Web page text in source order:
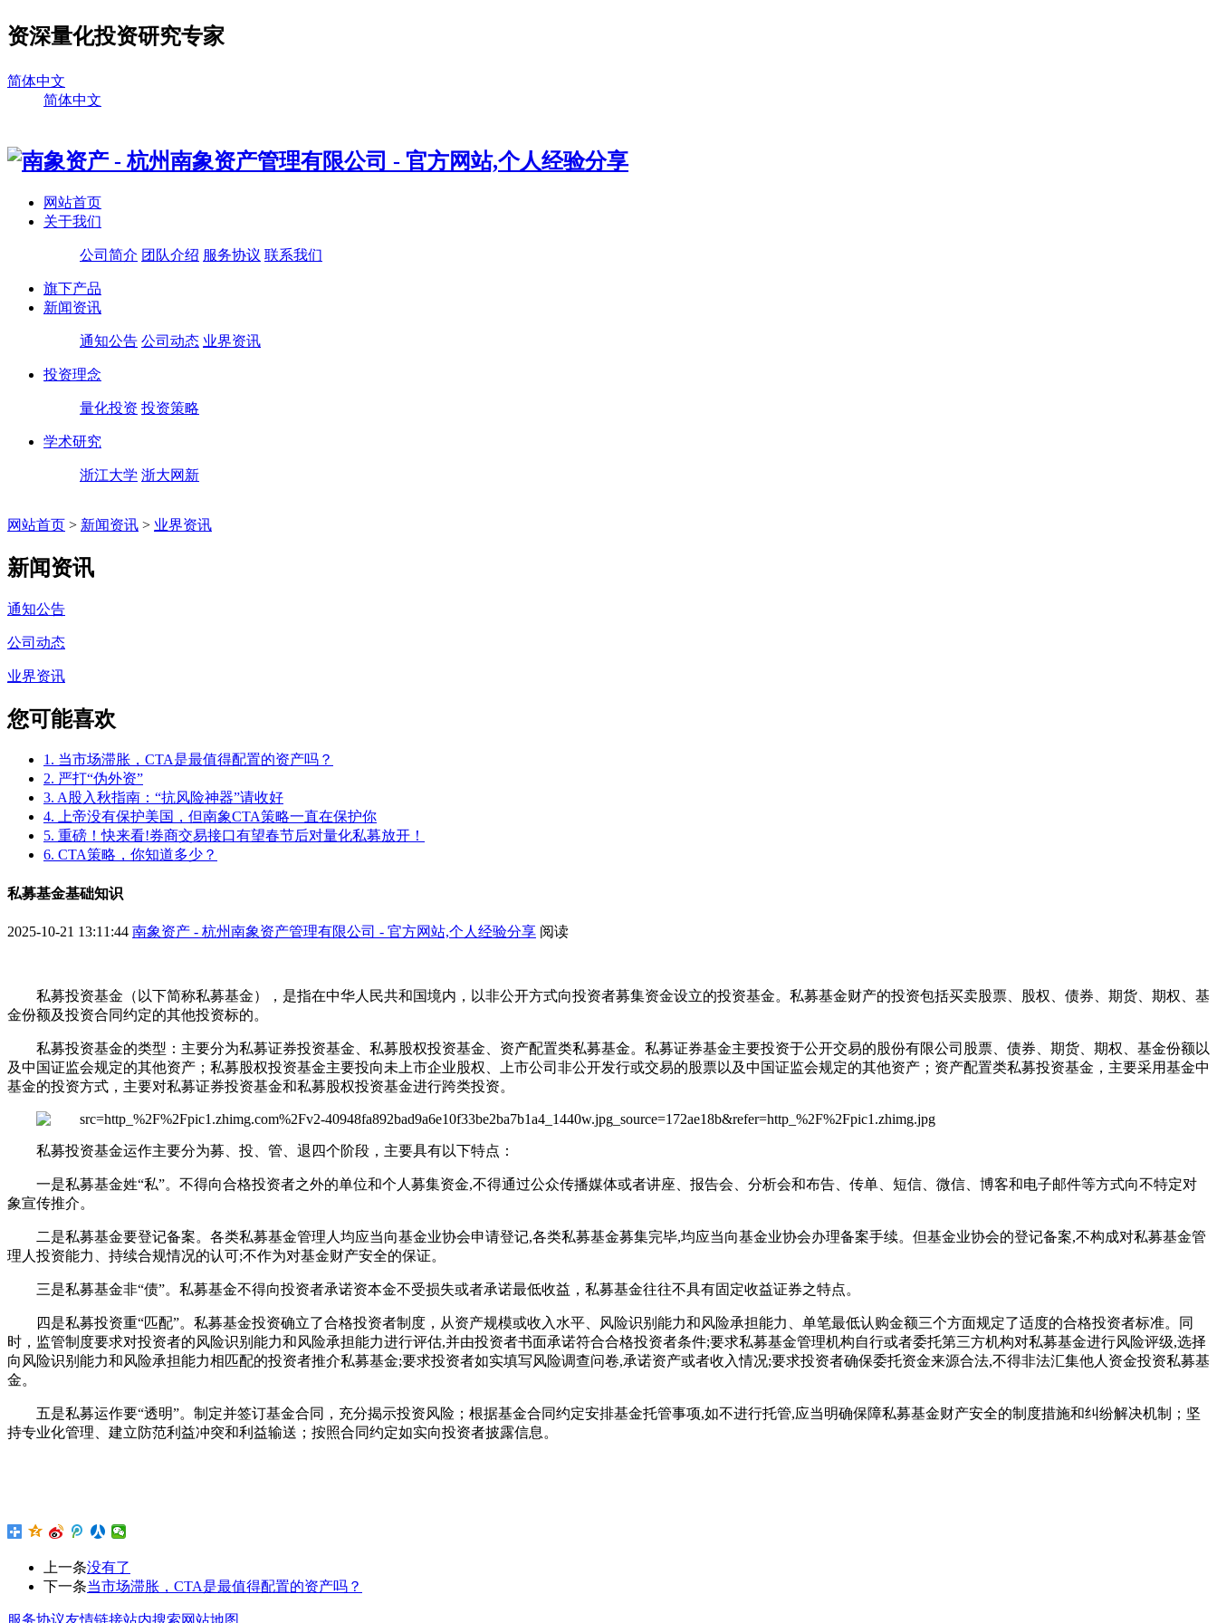
资深量化投资研究专家
简体中文
简体中文
网站首页
关于我们
公司简介 团队介绍 服务协议 联系我们
旗下产品
新闻资讯
通知公告 公司动态 业界资讯
投资理念
量化投资 投资策略
学术研究
浙江大学 浙大网新
网站首页 > 新闻资讯 > 业界资讯
新闻资讯
通知公告
公司动态
业界资讯
您可能喜欢
1. 当市场滞胀，CTA是最值得配置的资产吗？
2. 严打“伪外资”
3. A股入秋指南：“抗风险神器”请收好
4. 上帝没有保护美国，但南象CTA策略一直在保护你
5. 重磅！快来看!券商交易接口有望春节后对量化私募放开！
6. CTA策略，你知道多少？
私募基金基础知识
2025-10-21 13:11:44 南象资产 - 杭州南象资产管理有限公司 - 官方网站,个人经验分享 阅读
私募投资基金（以下简称私募基金），是指在中华人民共和国境内，以非公开方式向投资者募集资金设立的投资基金。私募基金财产的投资包括买卖股票、股权、债券、期货、期权、基
金份额及投资合同约定的其他投资标的。
私募投资基金的类型：主要分为私募证券投资基金、私募股权投资基金、资产配置类私募基金。私募证券基金主要投资于公开交易的股份有限公司股票、债券、期货、期权、基金份额以
及中国证监会规定的其他资产；私募股权投资基金主要投向未上市企业股权、上市公司非公开发行或交易的股票以及中国证监会规定的其他资产；资产配置类私募投资基金，主要采用基金中
基金的投资方式，主要对私募证券投资基金和私募股权投资基金进行跨类投资。
私募投资基金运作主要分为募、投、管、退四个阶段，主要具有以下特点：
一是私募基金姓“私”。不得向合格投资者之外的单位和个人募集资金,不得通过公众传播媒体或者讲座、报告会、分析会和布告、传单、短信、微信、博客和电子邮件等方式向不特定对
象宣传推介。
二是私募基金要登记备案。各类私募基金管理人均应当向基金业协会申请登记,各类私募基金募集完毕,均应当向基金业协会办理备案手续。但基金业协会的登记备案,不构成对私募基金管
理人投资能力、持续合规情况的认可;不作为对基金财产安全的保证。
三是私募基金非“债”。私募基金不得向投资者承诺资本金不受损失或者承诺最低收益，私募基金往往不具有固定收益证券之特点。
四是私募投资重“匹配”。私募基金投资确立了合格投资者制度，从资产规模或收入水平、风险识别能力和风险承担能力、单笔最低认购金额三个方面规定了适度的合格投资者标准。同
时，监管制度要求对投资者的风险识别能力和风险承担能力进行评估,并由投资者书面承诺符合合格投资者条件;要求私募基金管理机构自行或者委托第三方机构对私募基金进行风险评级,选择
向风险识别能力和风险承担能力相匹配的投资者推介私募基金;要求投资者如实填写风险调查问卷,承诺资产或者收入情况;要求投资者确保委托资金来源合法,不得非法汇集他人资金投资私募基
金。
五是私募运作要“透明”。制定并签订基金合同，充分揭示投资风险；根据基金合同约定安排基金托管事项,如不进行托管,应当明确保障私募基金财产安全的制度措施和纠纷解决机制；坚
持专业化管理、建立防范利益冲突和利益输送；按照合同约定如实向投资者披露信息。
上一条没有了
下一条当市场滞胀，CTA是最值得配置的资产吗？
服务协议友情链接站内搜索网站地图